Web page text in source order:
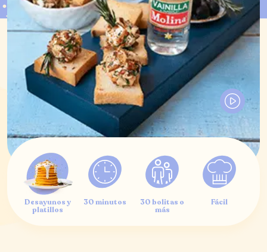
Desayunos y
platillos
30 minutos
30 bolitas o
más
Fácil